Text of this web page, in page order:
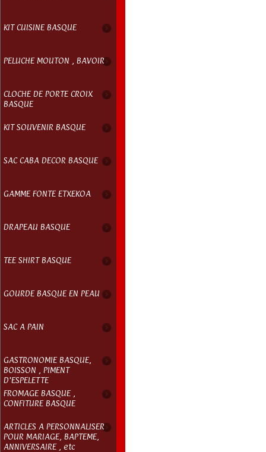
KIT CUISINE BASQUE
PELUCHE MOUTON , BAVOIR
CLOCHE DE PORTE CROIX
BASQUE
KIT SOUVENIR BASQUE
SAC CABA DECOR BASQUE
GAMME FONTE ETXEKOA
DRAPEAU BASQUE
TEE SHIRT BASQUE
GOURDE BASQUE EN PEAU
SAC A PAIN
GASTRONOMIE BASQUE,
BOISSON , PIMENT
D'ESPELETTE
FROMAGE BASQUE ,
CONFITURE BASQUE
ARTICLES A PERSONNALISER
POUR MARIAGE, BAPTEME,
ANNIVERSAIRE , etc